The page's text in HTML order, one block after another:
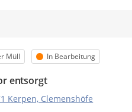
Müll Status
In Bearbeitung
entsorgt
Kerpen, Clemenshöfe